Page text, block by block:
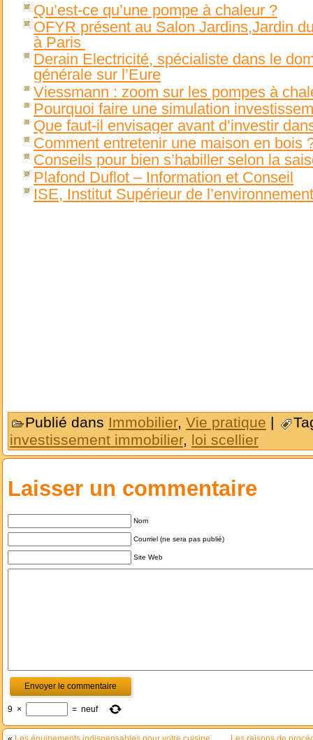
Qu’est-ce qu’une pompe à chaleur ?
OFYR présent au Salon Jardins,Jardin
à Paris
Derain Electricité, spécialiste dans le
générale sur l’Eure
Viessmann : zoom sur les pompes à
Pourquoi faire une simulation
Que faut-il envisager avant d’investir
Comment entretenir une maison en bois
Conseils pour bien s’habiller selon la
Plafond Duflot – Information et Conseil
ISE, Institut Supérieur de l’environnement
Publié dans Immobilier, Vie pratique |
investissement immobilier, loi scellier
Laisser un commentaire
Nom
Courriel (ne sera pas publié)
Site Web
9 × = neuf